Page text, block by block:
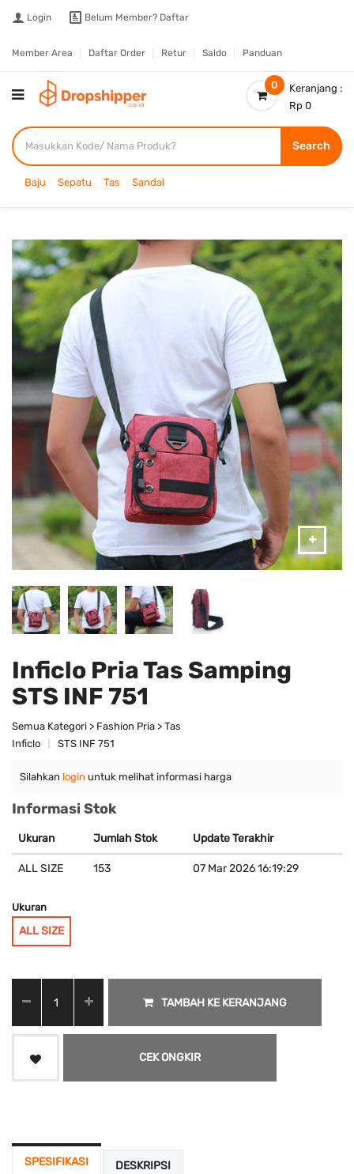
Login Belum Member? Daftar
Member Area Daftar Order Retur Saldo Panduan
0
Keranjang :
Rp 0
Search
Baju Sepatu Tas Sandal
Inficlo Pria Tas Samping
STS INF 751
Semua Kategori > Fashion Pria > Tas
Inficlo
STS INF 751
Silahkan login untuk melihat informasi harga
Informasi Stok
Ukuran Jumlah Stok Update Terakhir
ALL SIZE 153 07 Mar 2026 16:19:29
Ukuran
ALL SIZE
TAMBAH KE KERANJANG
CEK ONGKIR
SPESIFIKASI DESKRIPSI